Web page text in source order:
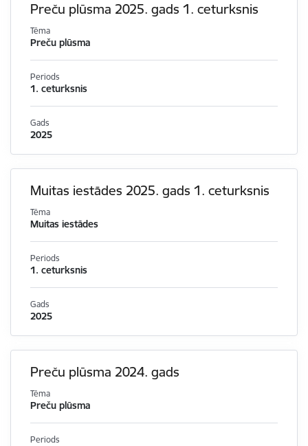
Preču plūsma 2025. gads 1. ceturksnis
Tēma
Preču plūsma
Periods
1. ceturksnis
Gads
2025
Muitas iestādes 2025. gads 1. ceturksnis
Tēma
Muitas iestādes
Periods
1. ceturksnis
Gads
2025
Preču plūsma 2024. gads
Tēma
Preču plūsma
Periods